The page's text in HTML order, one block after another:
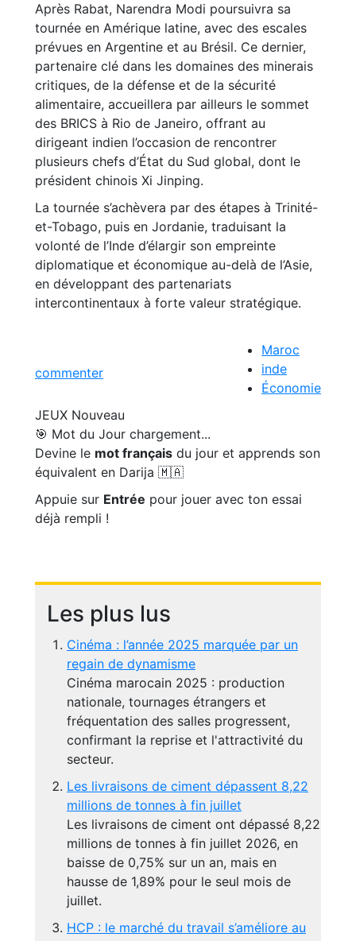
Après Rabat, Narendra Modi poursuivra sa
tournée en Amérique latine, avec des escales
prévues en Argentine et au Brésil. Ce dernier,
partenaire clé dans les domaines des minerais
critiques, de la défense et de la sécurité
alimentaire, accueillera par ailleurs le sommet
des BRICS à Rio de Janeiro, offrant au
dirigeant indien l’occasion de rencontrer
plusieurs chefs d’État du Sud global, dont le
président chinois Xi Jinping.
La tournée s’achèvera par des étapes à Trinité-
et-Tobago, puis en Jordanie, traduisant la
volonté de l’Inde d’élargir son empreinte
diplomatique et économique au-delà de l’Asie,
en développant des partenariats
intercontinentaux à forte valeur stratégique.
commenter
Maroc
inde
Économie
JEUX Nouveau
🎯 Mot du Jour chargement...
Devine le mot français du jour et apprends son
équivalent en Darija 🇲🇦
Appuie sur Entrée pour jouer avec ton essai
déjà rempli !
Les plus lus
Cinéma : l’année 2025 marquée par un
regain de dynamisme
Cinéma marocain 2025 : production
nationale, tournages étrangers et
fréquentation des salles progressent,
confirmant la reprise et l'attractivité du
secteur.
Les livraisons de ciment dépassent 8,22
millions de tonnes à fin juillet
Les livraisons de ciment ont dépassé 8,22
millions de tonnes à fin juillet 2026, en
baisse de 0,75% sur un an, mais en
hausse de 1,89% pour le seul mois de
juillet.
HCP : le marché du travail s’améliore au